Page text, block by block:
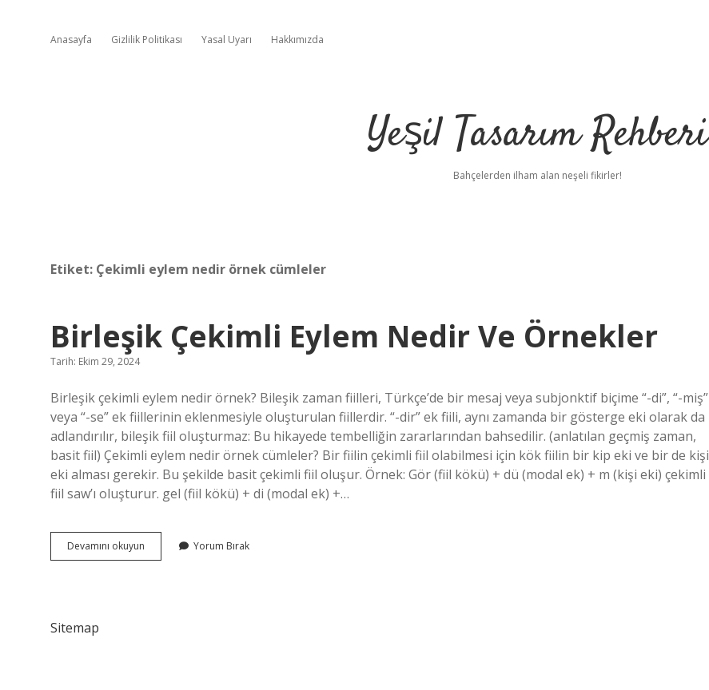
Anasayfa Gizlilik Politikası Yasal Uyarı Hakkımızda
Yeşil Tasarım Rehberi
Bahçelerden ilham alan neşeli fikirler!
Etiket: Çekimli eylem nedir örnek cümleler
Birleşik Çekimli Eylem Nedir Ve Örnekler
Tarih: Ekim 29, 2024
Birleşik çekimli eylem nedir örnek? Bileşik zaman fiilleri, Türkçe’de bir mesaj veya subjonktif biçime “-di”, “-miş”
veya “-se” ek fiillerinin eklenmesiyle oluşturulan fiillerdir. “-dir” ek fiili, aynı zamanda bir gösterge eki olarak da
adlandırılır, bileşik fiil oluşturmaz: Bu hikayede tembelliğin zararlarından bahsedilir. (anlatılan geçmiş zaman,
basit fiil) Çekimli eylem nedir örnek cümleler? Bir fiilin çekimli fiil olabilmesi için kök fiilin bir kip eki ve bir de kişi
eki alması gerekir. Bu şekilde basit çekimli fiil oluşur. Örnek: Gör (fiil kökü) + dü (modal ek) + m (kişi eki) çekimli
fiil saw’ı oluşturur. gel (fiil kökü) + di (modal ek) +…
Devamını okuyun
Çekimli
Yorum Bırak
Sitemap